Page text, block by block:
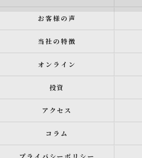
お客様の声
当社の特徴
オンライン
投資
アクセス
コラム